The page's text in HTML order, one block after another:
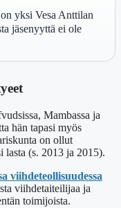
yksi Vesa Anttilan
jäsenyyttä ei ole
Mambassa ja
hän tapasi myös
on ollut
lasta (s. 2013 ja 2015).
viihdeteollisuudessa
viihdetaiteilijaa ja
toimijoista.